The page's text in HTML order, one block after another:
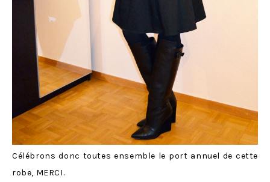
Célébrons donc toutes ensemble le port annuel de cette
robe, MERCI.